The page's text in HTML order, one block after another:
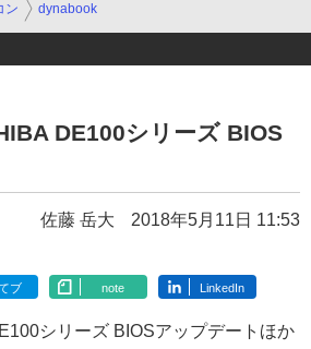
ン dynabook
DE100シリーズ BIOS
佐藤 岳大 2018年5月11日 11:53
ブ note LinkedIn
シリーズ BIOSアップデートほか